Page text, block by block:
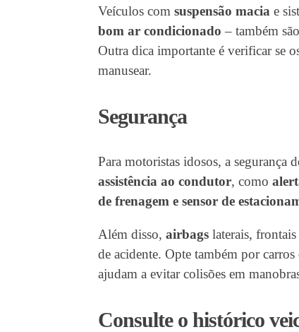
Veículos com suspensão macia e
bom ar condicionado – também
Outra dica importante é verificar se
manusear.
Segurança
Para motoristas idosos, a segurança
assistência ao condutor, como
de frenagem e sensor de
Além disso, airbags laterais,
de acidente. Opte também por carros
ajudam a evitar colisões em
Consulte o histórico